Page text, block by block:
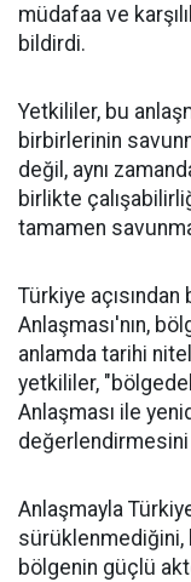
müdafaa ve
bildirdi.
Yetkililer, bu
birbirlerinin
değil, aynı
birlikte
tamamen
Türkiye açısından
Anlaşması'nın,
anlamda tarihi
yetkililer,
Anlaşması ile
değerlendirmesini
Anlaşmayla
bölgenin güçlü